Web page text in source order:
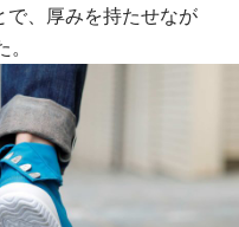
で、厚みを持たせなが